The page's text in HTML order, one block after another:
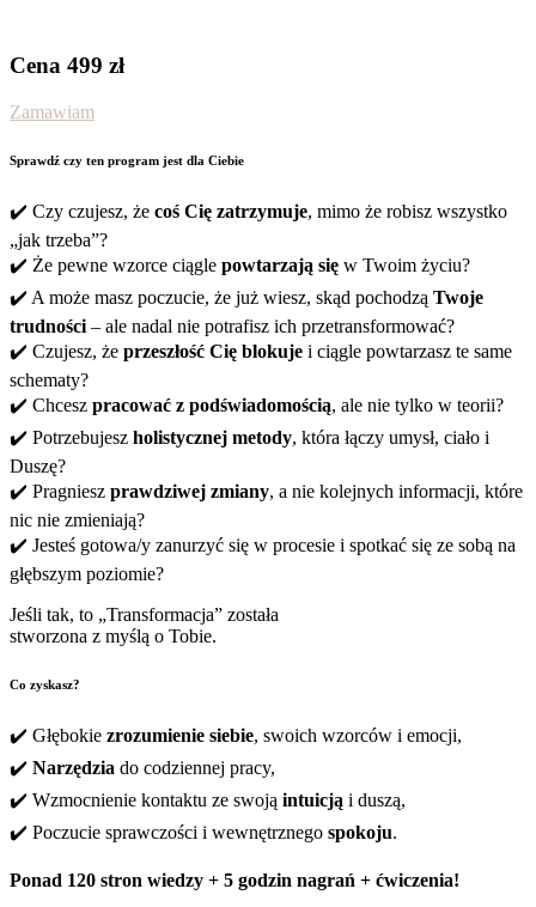
Cena 499 zł
Zamawiam
Sprawdź czy ten program jest dla Ciebie
✔️ Czy czujesz, że coś Cię zatrzymuje, mimo że robisz wszystko
„jak trzeba”?
✔️ Że pewne wzorce ciągle powtarzają się w Twoim życiu?
✔️ A może masz poczucie, że już wiesz, skąd pochodzą Twoje
trudności – ale nadal nie potrafisz ich przetransformować?
✔️ Czujesz, że przeszłość Cię blokuje i ciągle powtarzasz te same
schematy?
✔️ Chcesz pracować z podświadomością, ale nie tylko w teorii?
✔️ Potrzebujesz holistycznej metody, która łączy umysł, ciało i
Duszę?
✔️ Pragniesz prawdziwej zmiany, a nie kolejnych informacji, które
nic nie zmieniają?
✔️ Jesteś gotowa/y zanurzyć się w procesie i spotkać się ze sobą na
głębszym poziomie?
Jeśli tak, to „Transformacja” została
stworzona z myślą o Tobie.
Co zyskasz?
✔️ Głębokie zrozumienie siebie, swoich wzorców i emocji,
✔️ Narzędzia do codziennej pracy,
✔️ Wzmocnienie kontaktu ze swoją intuicją i duszą,
✔️ Poczucie sprawczości i wewnętrznego spokoju.
Ponad 120 stron wiedzy + 5 godzin nagrań + ćwiczenia!